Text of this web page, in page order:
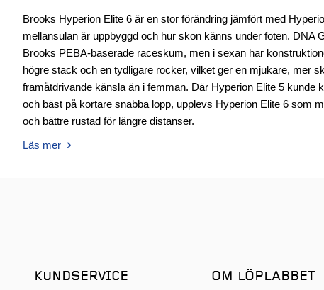
Brooks Hyperion Elite 6 är en stor förändring jämfört med
mellansulan är uppbyggd och hur skon känns under foten. DNA
Brooks PEBA-baserade raceskum, men i sexan har
högre stack och en tydligare rocker, vilket ger en mjukare, mer
framåtdrivande känsla än i femman. Där Hyperion Elite 5 kunde
och bäst på kortare snabba lopp, upplevs Hyperion Elite 6 som
och bättre rustad för längre distanser.
Läs mer
KUNDSERVICE OM LÖPLABBET